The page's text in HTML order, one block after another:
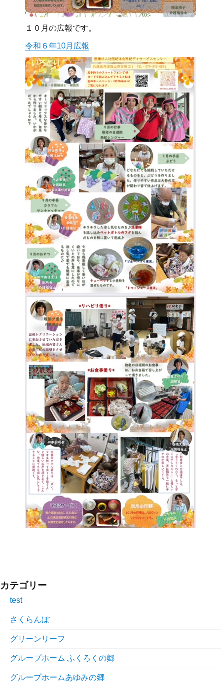
１０月の広報です。
令和６年10月広報
カテゴリー
test
さくらんぼ
グリーンリーフ
グループホーム ふくろくの郷
グループホームあゆみの郷